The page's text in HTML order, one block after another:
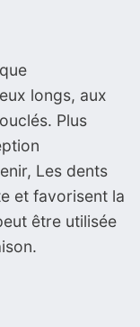
longs, aux
Plus
Les dents
et favorisent la
être utilisée